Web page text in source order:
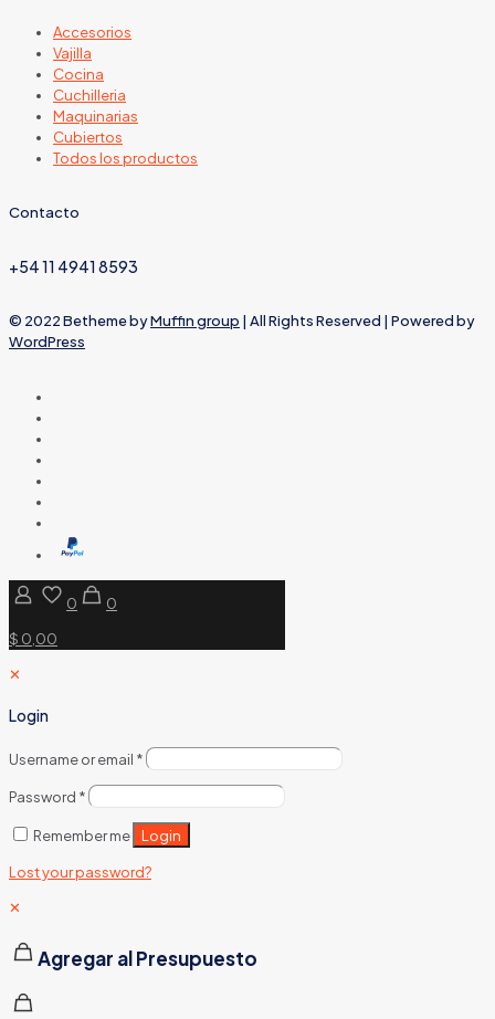
Accesorios
Vajilla
Cocina
Cuchilleria
Maquinarias
Cubiertos
Todos los productos
Contacto
+54 11 4941 8593
© 2022 Betheme byMuffin group | All Rights Reserved | Powered by
WordPress
0
0
$ 0,00
✕
Login
Username or email *
Password *
Remember me Login
Lost your password?
✕
Agregar al Presupuesto